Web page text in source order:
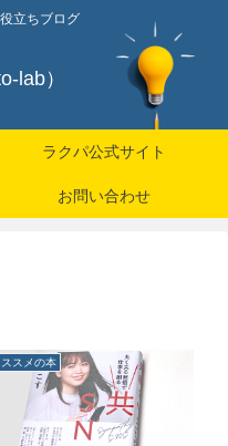
立ちブログ
lab）
ラクパ公式サイト
お問い合わせ
ススメの本